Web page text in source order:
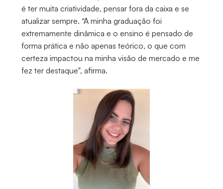
é ter muita criatividade, pensar fora da caixa e se
atualizar sempre. “A minha graduação foi
extremamente dinâmica e o ensino é pensado de
forma prática e não apenas teórico, o que com
certeza impactou na minha visão de mercado e me
fez ter destaque", afirma.